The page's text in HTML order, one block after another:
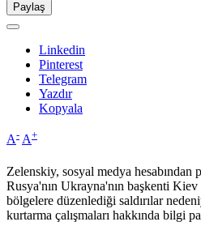
Paylaş
Linkedin
Pinterest
Telegram
Yazdır
Kopyala
A- A+
Zelenskiy, sosyal medya hesabından
Rusya'nın Ukrayna'nın başkenti Kiev
bölgelere düzenlediği saldırılar
kurtarma çalışmaları hakkında bilgi